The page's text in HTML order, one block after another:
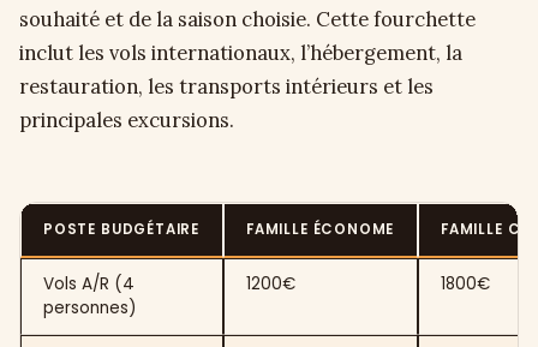
souhaité et de la saison choisie. Cette fourchette
inclut les vols internationaux, l’hébergement, la
restauration, les transports intérieurs et les
principales excursions.
POSTE BUDGÉTAIRE FAMILLE ÉCONOME FAMILLE
Vols A/R (4
personnes)
1200€ 1800€